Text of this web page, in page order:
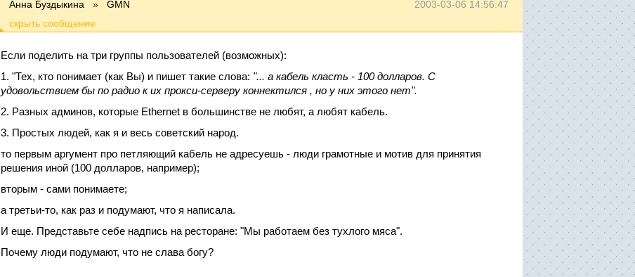
2003-03-06 14:56:47
Анна Буздыкина » GMN
Если поделить на три группы пользователей (возможных):
1. "Тех, кто понимает (как Вы) и пишет такие слова: "... а кабель класть - 100 долларов. С
удовольствием бы по радио к их прокси-серверу коннектился , но у них этого нет".
2. Разных админов, которые Ethernet в большинстве не любят, а любят кабель.
3. Простых людей, как я и весь советский народ.
то первым аргумент про петляющий кабель не адресуешь - люди грамотные и мотив для принятия
решения иной (100 долларов, например);
вторым - сами понимаете;
а третьи-то, как раз и подумают, что я написала.
И еще. Представьте себе надпись на ресторане: "Мы работаем без тухлого мяса".
Почему люди подумают, что не слава богу?